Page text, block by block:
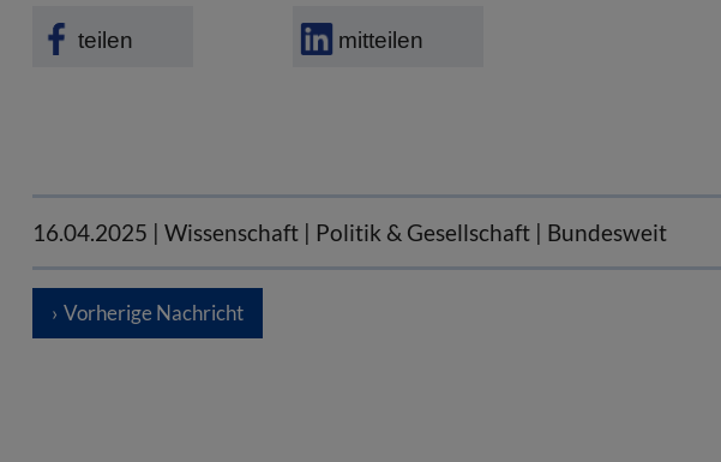
teilen mitteilen
16.04.2025 | Wissenschaft | Politik & Gesellschaft | Bundesweit
Vorherige Nachricht